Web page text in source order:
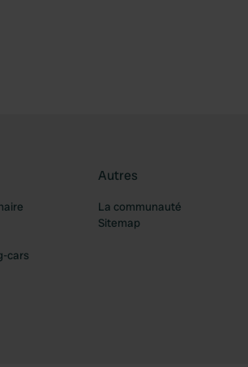
cars
Autres
La communauté
Sitemap